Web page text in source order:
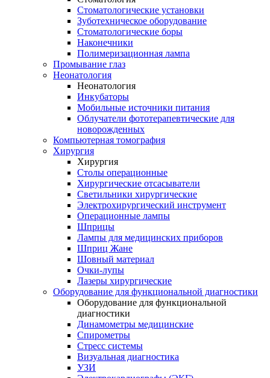
Стоматологические установки
Зуботехническое оборудование
Стоматологические боры
Наконечники
Полимеризационная лампа
Промывание глаз
Неонатология
Неонатология
Инкубаторы
Мобильные источники питания
Облучатели фототерапевтические для
новорожденных
Компьютерная томография
Хирургия
Хирургия
Столы операционные
Хирургические отсасыватели
Светильники хирургические
Электрохирургический инструмент
Операционные лампы
Шприцы
Лампы для медицинских приборов
Шприц Жане
Шовный материал
Очки-лупы
Лазеры хирургические
Оборудование для функциональной диагностики
Оборудование для функциональной
диагностики
Динамометры медицинские
Спирометры
Стресс системы
Визуальная диагностика
УЗИ